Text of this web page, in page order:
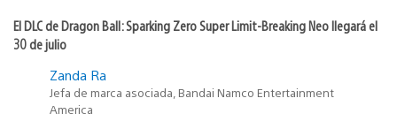
El DLC de Dragon Ball: Sparking Zero Super Limit-Breaking Neo llegará el
30 de julio
Zanda Ra
Jefa de marca asociada, Bandai Namco Entertainment
America